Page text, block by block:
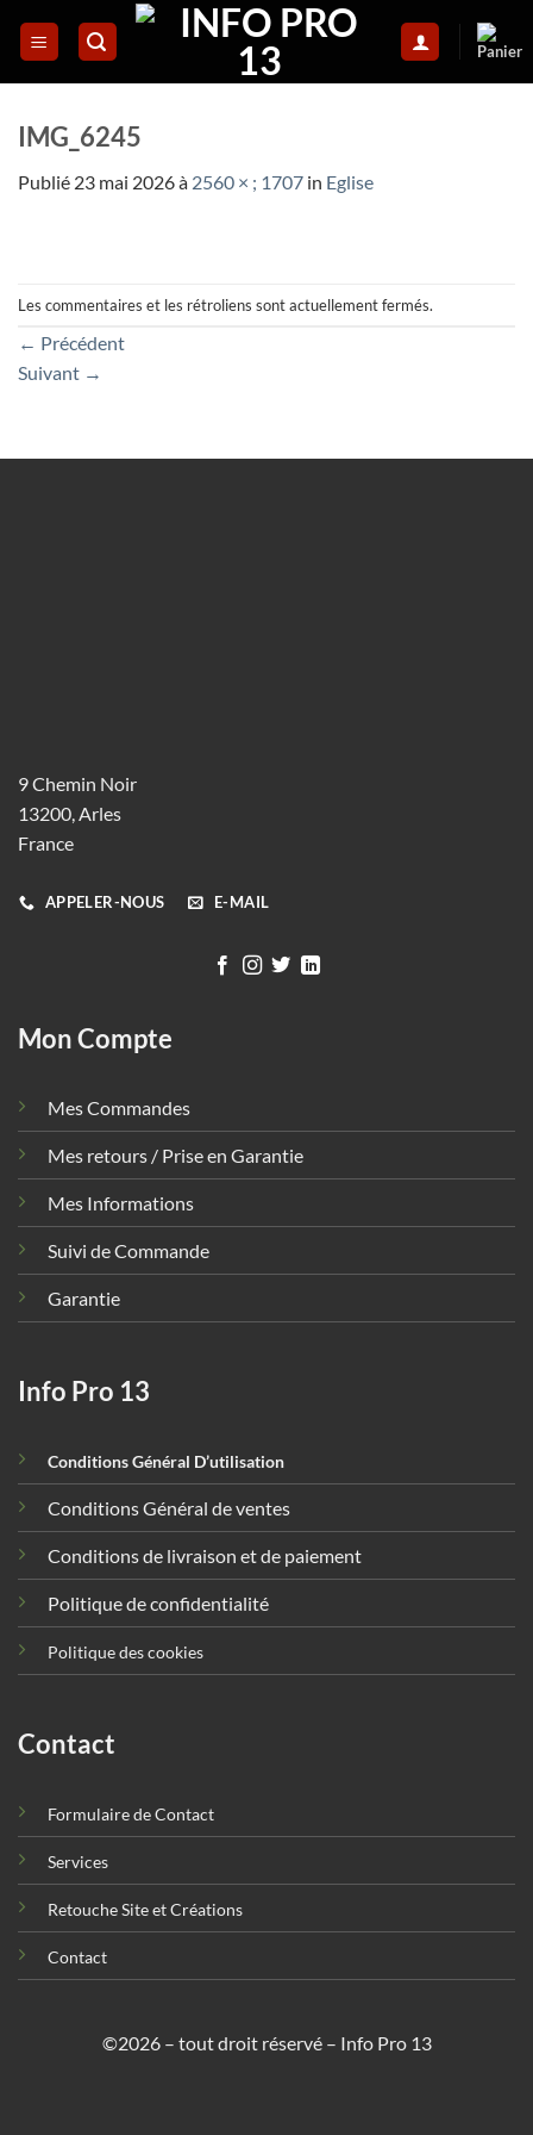
IMG_6245
Publié 23 mai 2026à 2560 × ; 1707 in Eglise
Les commentaires et les rétroliens sont actuellement fermés.
← Précédent
Suivant →
9 Chemin Noir
13200, Arles
France
APPELER-NOUS E-MAIL
Mon Compte
Mes Commandes
Mes retours / Prise en Garantie
Mes Informations
Suivi de Commande
Garantie
Info Pro 13
Conditions Général D’utilisation
Conditions Général de ventes
Conditions de livraison et de paiement
Politique de confidentialité
Politique des cookies
Contact
Formulaire de Contact
Services
Retouche Site et Créations
Contact
©2026 – tout droit réservé – Info Pro 13